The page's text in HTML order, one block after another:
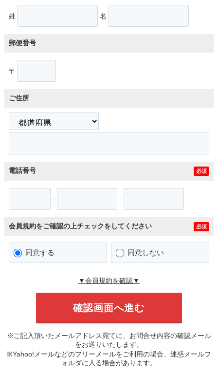
姓 名
郵便番号
〒
ご住所
電話番号 必須
- -
会員規約をご確認の上チェックをしてください 必須
同意する 同意しない
▼会員規約を確認▼
※ご記入頂いたメールアドレス宛てに、お問合せ内容の確認メール
をお送りいたします。
※Yahoo!メールなどのフリーメールをご利用の場合、迷惑メールフ
ォルダに入る場合があります。